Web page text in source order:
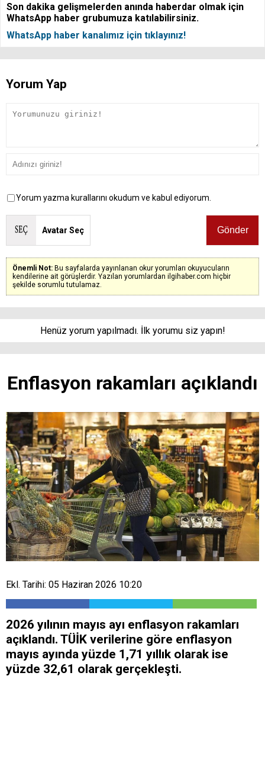
Son dakika gelişmelerden anında haberdar olmak için
WhatsApp haber grubumuza katılabilirsiniz.
WhatsApp haber kanalımız için tıklayınız!
Yorum Yap
Yorum yazma kurallarını okudum ve kabul ediyorum.
Avatar Seç
Önemli Not: Bu sayfalarda yayınlanan okur yorumları okuyucuların
kendilerine ait görüşlerdir. Yazılan yorumlardan ilgihaber.com hiçbir
şekilde sorumlu tutulamaz.
Henüz yorum yapılmadı. İlk yorumu siz yapın!
Enflasyon rakamları açıklandı
Ekl. Tarihi: 05 Haziran 2026 10:20
2026 yılının mayıs ayı enflasyon rakamları
açıklandı. TÜİK verilerine göre enflasyon
mayıs ayında yüzde 1,71 yıllık olarak ise
yüzde 32,61 olarak gerçekleşti.